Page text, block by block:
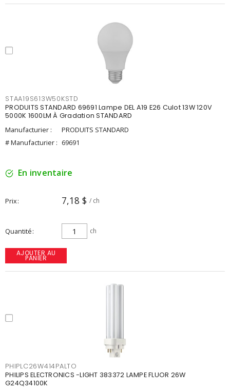
STAA19S613W50KSTD
PRODUITS STANDARD 69691 Lampe DEL A19 E26 Culot 13W 120V
5000K 1600LM À Gradation STANDARD
Manufacturier :
PRODUITS STANDARD
# Manufacturier : 69691
En inventaire
Prix 7,18 $ / ch
Quantité ch
AJOUTER AU
PANIER
PHIPLC26W414PALTO
PHILIPS ELECTRONICS -LIGHT 383372 LAMPE FLUOR 26W
G24Q34100K